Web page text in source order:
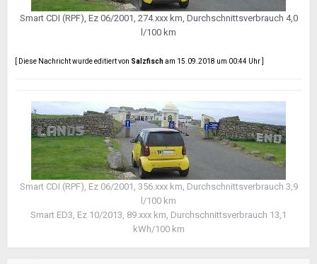
Smart CDI (RPF), Ez 06/2001, 274.xxx km, Durchschnittsverbrauch 4,0
l/100 km
[ Diese Nachricht wurde editiert von Salzfischam 15.09.2018 um 00:44 Uhr ]
Smart CDI (RPF), Ez 06/2001, 356.xxx km, Durchschnittsverbrauch 3,9
l/100 km
Smart ED3, Ez 10/2013, 89.xxx km, Durchschnittsverbrauch 13,1
kWh/100 km